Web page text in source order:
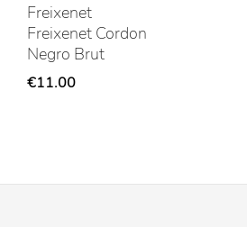
Freixenet
Freixenet Cordon
Negro Brut
€11.00